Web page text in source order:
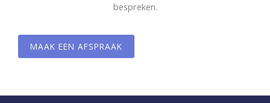
bespreken.
MAAK EEN AFSPRAAK